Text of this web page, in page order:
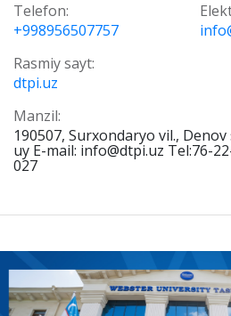
Telefon:
+998956507757
Rasmiy sayt:
dtpi.uz
Manzil:
190507, Surxondaryo vil., Denov
uy E-mail: info@dtpi.uz Tel:76-
027